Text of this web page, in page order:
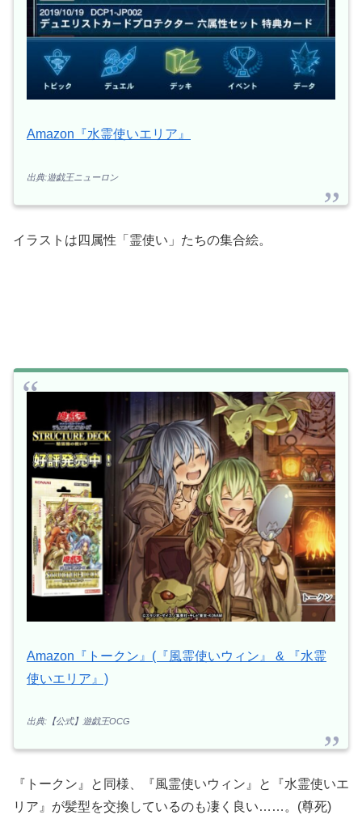
Amazon『水霊使いエリア』
出典:遊戯王ニューロン
イラストは四属性「霊使い」たちの集合絵。
Amazon『トークン』(『風霊使いウィン』 & 『水霊
使いエリア』)
出典:【公式】遊戯王OCG
『トークン』と同様、『風霊使いウィン』と『水霊使いエ
リア』が髪型を交換しているのも凄く良い……。(尊死)